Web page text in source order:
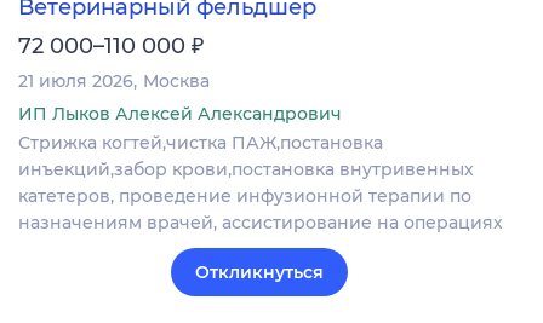
Ветеринарный фельдшер
72 000–110 000 ₽
21 июля 2026 Москва
ИП Лыков Алексей Александрович
Стрижка когтей,чистка ПАЖ,постановка
инъекций,забор крови,постановка внутривенных
катетеров, проведение инфузионной терапии по
назначениям врачей, ассистирование на операциях
Откликнуться